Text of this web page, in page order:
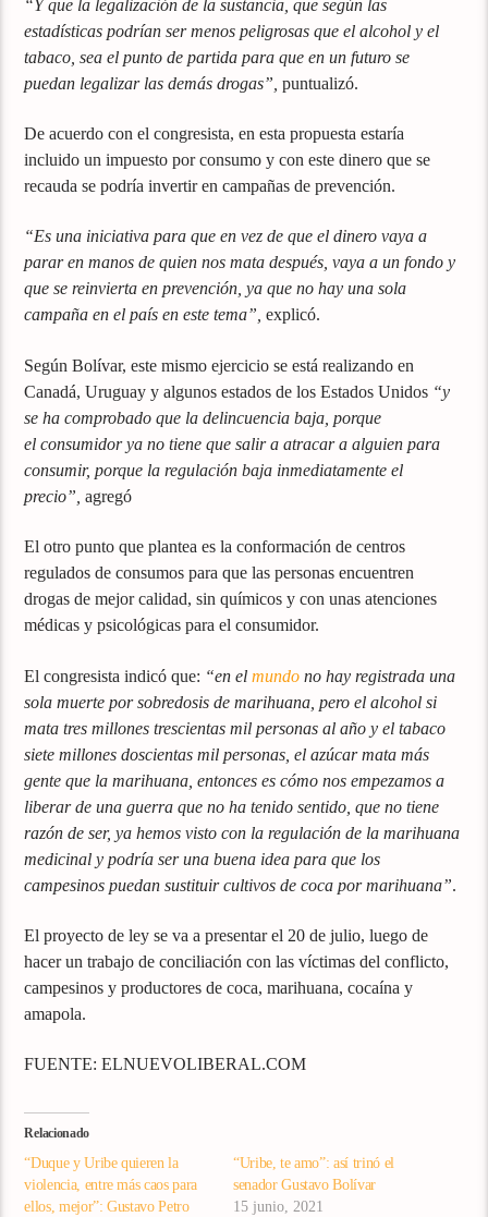
“Y que la legalización de la sustancia, que según las
estadísticas podrían ser menos peligrosas que el alcohol y el
tabaco, sea el punto de partida para que en un futuro se
puedan legalizar las demás drogas”, puntualizó.
De acuerdo con el congresista, en esta propuesta estaría
incluido un impuesto por consumo y con este dinero que se
recauda se podría invertir en campañas de prevención.
“Es una iniciativa para que en vez de que el dinero vaya a
parar en manos de quien nos mata después, vaya a un fondo y
que se reinvierta en prevención, ya que no hay una sola
campaña en el país en este tema”, explicó.
Según Bolívar, este mismo ejercicio se está realizando en
Canadá, Uruguay y algunos estados de los Estados Unidos “y
se ha comprobado que la delincuencia baja, porque
el consumidor ya no tiene que salir a atracar a alguien para
consumir, porque la regulación baja inmediatamente el
precio”, agregó
El otro punto que plantea es la conformación de centros
regulados de consumos para que las personas encuentren
drogas de mejor calidad, sin químicos y con unas atenciones
médicas y psicológicas para el consumidor.
El congresista indicó que: “en elmundo no hay registrada una
sola muerte por sobredosis de marihuana, pero el alcohol si
mata tres millones trescientas mil personas al año y el tabaco
siete millones doscientas mil personas, el azúcar mata más
gente que la marihuana, entonces es cómo nos empezamos a
liberar de una guerra que no ha tenido sentido, que no tiene
razón de ser, ya hemos visto con la regulación de la marihuana
medicinal y podría ser una buena idea para que los
campesinos puedan sustituir cultivos de coca por marihuana”.
El proyecto de ley se va a presentar el 20 de julio, luego de
hacer un trabajo de conciliación con las víctimas del conflicto,
campesinos y productores de coca, marihuana, cocaína y
amapola.
FUENTE: ELNUEVOLIBERAL.COM
Relacionado
“Duque y Uribe quieren la
violencia, entre más caos para
ellos, mejor”: Gustavo Petro
“Uribe, te amo”: así trinó el
senador Gustavo Bolívar
15 junio, 2021